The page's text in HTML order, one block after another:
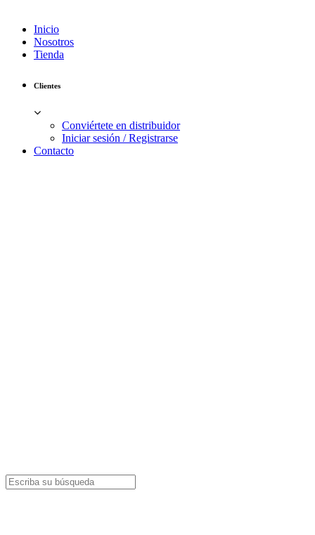
Inicio
Nosotros
Tienda
Clientes
Conviértete en distribuidor
Iniciar sesión / Registrarse
Contacto